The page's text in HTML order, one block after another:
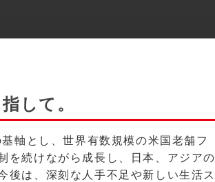
して。
軸とし、世界有数規模の米国老舗フ
を続けながら成長し、日本、アジアの
後は、深刻な人手不足や新しい生活ス